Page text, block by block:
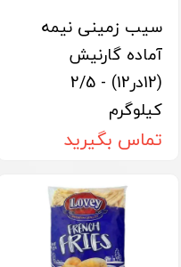
سیب زمینی نیمه
آماده گارنیش
(12در12) - 2/5
کیلوگرم
تماس بگیرید